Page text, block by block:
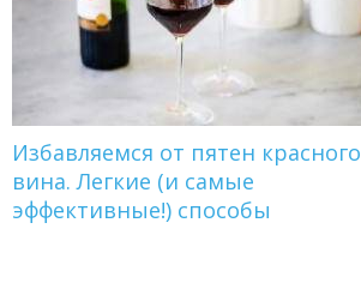
Избавляемся от пятен красного
вина. Легкие (и самые
эффективные!) способы